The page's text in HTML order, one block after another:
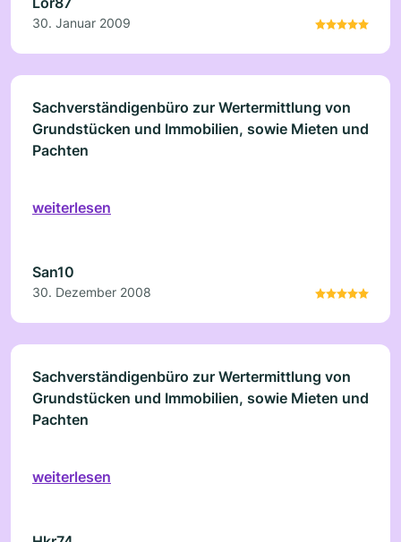
30. Januar 2009
Sachverständigenbüro zur Wertermittlung von
Grundstücken und Immobilien, sowie Mieten und
Pachten
weiterlesen
San10
30. Dezember 2008
Sachverständigenbüro zur Wertermittlung von
Grundstücken und Immobilien, sowie Mieten und
Pachten
weiterlesen